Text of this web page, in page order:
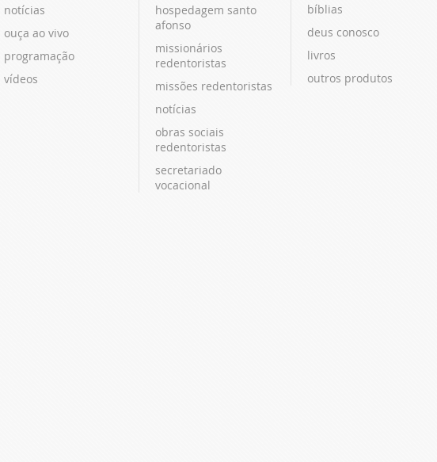
notícias
ouça ao vivo
programação
vídeos
hospedagem santo
afonso
missionários
redentoristas
missões redentoristas
notícias
obras sociais
redentoristas
secretariado
vocacional
bíblias
deus conosco
livros
outros produtos